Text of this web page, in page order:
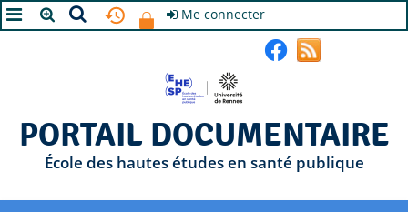
Me connecter
PORTAIL DOCUMENTAIRE
École des hautes études en santé publique